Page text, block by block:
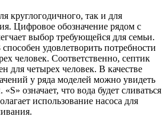
круглогодичного, так и для
Цифровое обозначение рядом с
выбор требующейся для семьи.
удовлетворить потребности
человек. Соответственно, септик
для четырех человек. В качестве
у ряда моделей можно увидеть
означает, что вода будет сливаться
использование насоса для